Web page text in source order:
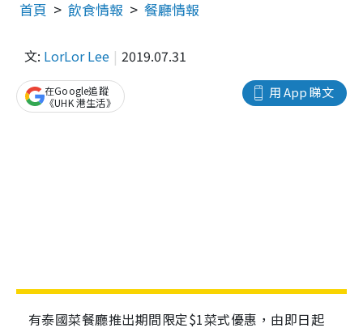
首頁 飲食情報 餐廳情報
文: LorLor Lee 2019.07.31
用 App 睇文
在Google追蹤
《UHK 港生活》
有泰國菜餐廳推出期間限定$1菜式優惠，由即日起